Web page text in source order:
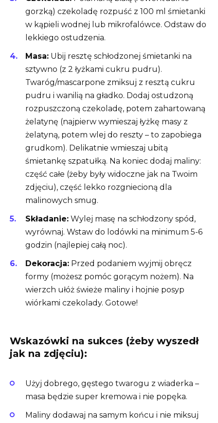
gorzką) czekoladę rozpuść z 100 ml śmietanki
w kąpieli wodnej lub mikrofalówce. Odstaw do
lekkiego ostudzenia.
Masa: Ubij resztę schłodzonej śmietanki na
sztywno (z 2 łyżkami cukru pudru).
Twaróg/mascarpone zmiksuj z resztą cukru
pudru i wanilią na gładko. Dodaj ostudzoną
rozpuszczoną czekoladę, potem zahartowaną
żelatynę (najpierw wymieszaj łyżkę masy z
żelatyną, potem wlej do reszty – to zapobiega
grudkom). Delikatnie wmieszaj ubitą
śmietankę szpatułką. Na koniec dodaj maliny:
część całe (żeby były widoczne jak na Twoim
zdjęciu), część lekko rozgniecioną dla
malinowych smug.
Składanie: Wylej masę na schłodzony spód,
wyrównaj. Wstaw do lodówki na minimum 5-6
godzin (najlepiej całą noc).
Dekoracja: Przed podaniem wyjmij obręcz
formy (możesz pomóc gorącym nożem). Na
wierzch ułóż świeże maliny i hojnie posyp
wiórkami czekolady. Gotowe!
Wskazówki na sukces (żeby wyszedł
jak na zdjęciu):
Użyj dobrego, gęstego twarogu z wiaderka –
masa będzie super kremowa i nie popęka.
Maliny dodawaj na samym końcu i nie miksuj